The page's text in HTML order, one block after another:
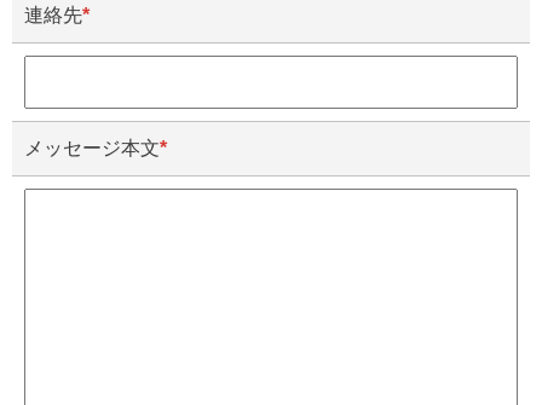
連絡先*
メッセージ本文*